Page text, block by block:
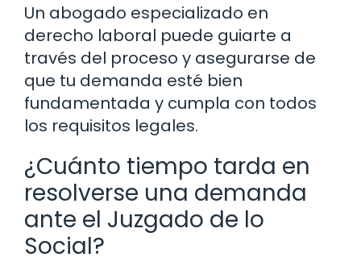
Un abogado especializado en
derecho laboral puede guiarte a
través del proceso y asegurarse de
que tu demanda esté bien
fundamentada y cumpla con todos
los requisitos legales.
¿Cuánto tiempo tarda en
resolverse una demanda
ante el Juzgado de lo
Social?